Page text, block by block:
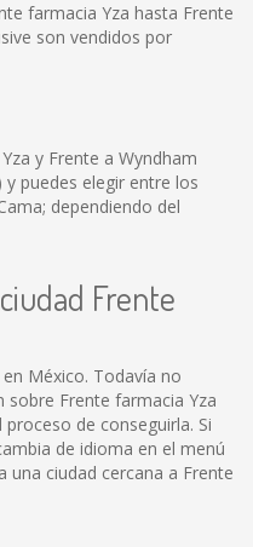
farmacia Yza hasta Frente
son vendidos por
y Frente a Wyndham
y puedes elegir entre los
dependiendo del
Frente
México. Todavía no
Frente farmacia Yza
de conseguirla. Si
de idioma en el menú
ciudad cercana a Frente